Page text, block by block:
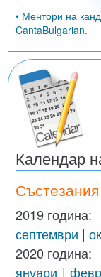
• Ментори на
CantaBulgarian.
Календар
2019 година:
септември |
2020 година:
януари |